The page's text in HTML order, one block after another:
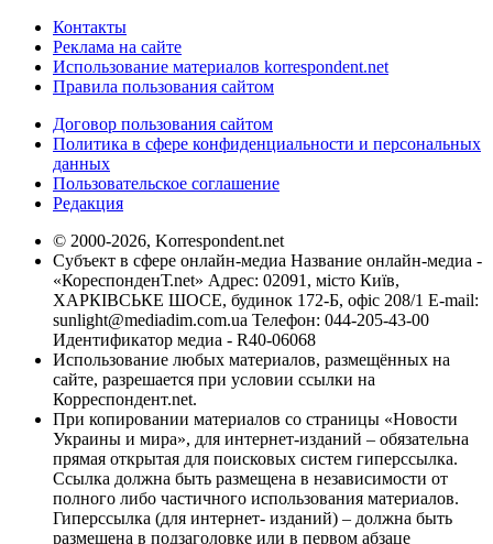
Контакты
Реклама на сайте
Использование материалов korrespondent.net
Правила пользования сайтом
Договор пользования сайтом
Политика в сфере конфиденциальности и персональных
данных
Пользовательское соглашение
Редакция
© 2000-2026, Korrespondent.net
Субъект в сфере онлайн-медиа Название онлайн-медиа -
«КореспонденТ.net» Адрес: 02091, місто Київ,
ХАРКІВСЬКЕ ШОСЕ, будинок 172-Б, офіс 208/1 E-mail:
sunlight@mediadim.com.ua Телефон: 044-205-43-00
Идентификатор медиа - R40-06068
Использование любых материалов, размещённых на
сайте, разрешается при условии ссылки на
Корреспондент.net.
При копировании материалов со страницы «Новости
Украины и мира», для интернет-изданий – обязательна
прямая открытая для поисковых систем гиперссылка.
Ссылка должна быть размещена в независимости от
полного либо частичного использования материалов.
Гиперссылка (для интернет- изданий) – должна быть
размещена в подзаголовке или в первом абзаце